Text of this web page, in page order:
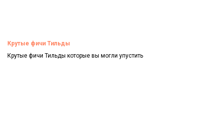
Крутые фичи Тильды
Крутые фичи Тильды которые вы могли упустить